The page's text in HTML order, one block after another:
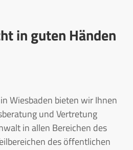
in guten Händen
Wiesbaden bieten wir Ihnen
und Vertretung
in allen Bereichen des
des öffentlichen